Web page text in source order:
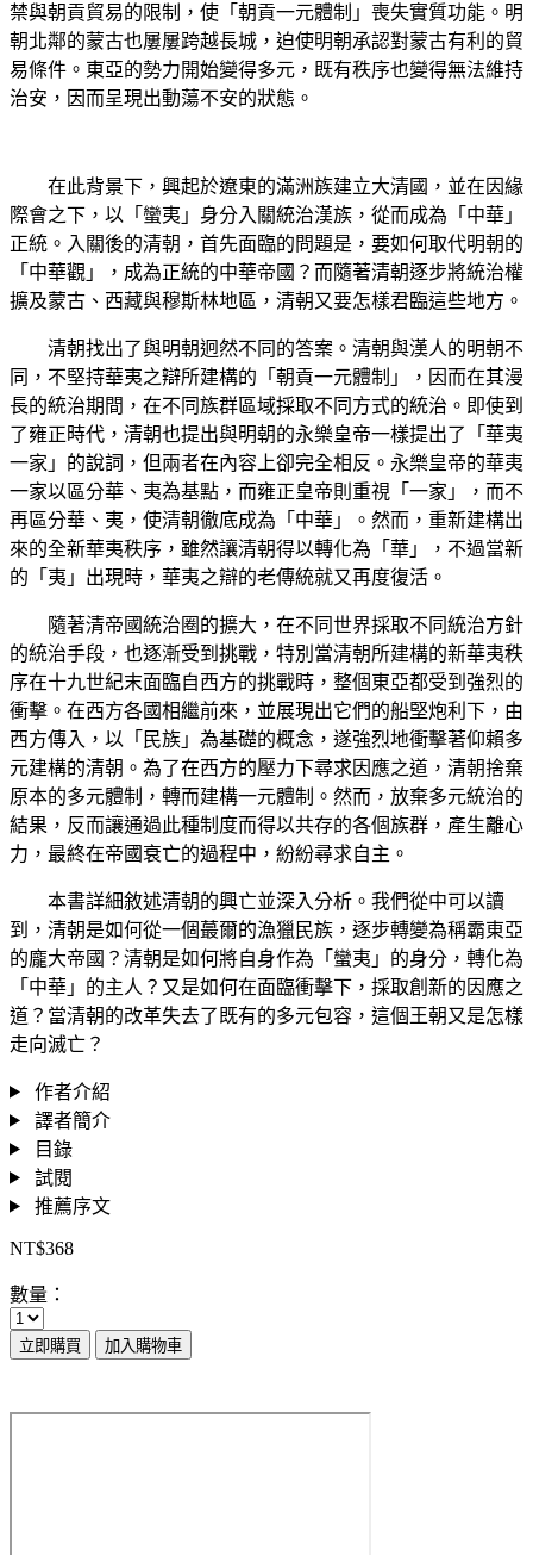
禁與朝貢貿易的限制，使「朝貢一元體制」喪失實質功能。明
朝北鄰的蒙古也屢屢跨越長城，迫使明朝承認對蒙古有利的貿
易條件。東亞的勢力開始變得多元，既有秩序也變得無法維持
治安，因而呈現出動蕩不安的狀態。
在此背景下，興起於遼東的滿洲族建立大清國，並在因緣
際會之下，以「蠻夷」身分入關統治漢族，從而成為「中華」
正統。入關後的清朝，首先面臨的問題是，要如何取代明朝的
「中華觀」，成為正統的中華帝國？而隨著清朝逐步將統治權
擴及蒙古、西藏與穆斯林地區，清朝又要怎樣君臨這些地方。
清朝找出了與明朝迥然不同的答案。清朝與漢人的明朝不
同，不堅持華夷之辯所建構的「朝貢一元體制」，因而在其漫
長的統治期間，在不同族群區域採取不同方式的統治。即使到
了雍正時代，清朝也提出與明朝的永樂皇帝一樣提出了「華夷
一家」的說詞，但兩者在內容上卻完全相反。永樂皇帝的華夷
一家以區分華、夷為基點，而雍正皇帝則重視「一家」，而不
再區分華、夷，使清朝徹底成為「中華」。然而，重新建構出
來的全新華夷秩序，雖然讓清朝得以轉化為「華」，不過當新
的「夷」出現時，華夷之辯的老傳統就又再度復活。
隨著清帝國統治圈的擴大，在不同世界採取不同統治方針
的統治手段，也逐漸受到挑戰，特別當清朝所建構的新華夷秩
序在十九世紀末面臨自西方的挑戰時，整個東亞都受到強烈的
衝擊。在西方各國相繼前來，並展現出它們的船堅炮利下，由
西方傳入，以「民族」為基礎的概念，遂強烈地衝擊著仰賴多
元建構的清朝。為了在西方的壓力下尋求因應之道，清朝捨棄
原本的多元體制，轉而建構一元體制。然而，放棄多元統治的
結果，反而讓通過此種制度而得以共存的各個族群，產生離心
力，最終在帝國衰亡的過程中，紛紛尋求自主。
本書詳細敘述清朝的興亡並深入分析。我們從中可以讀
到，清朝是如何從一個蕞爾的漁獵民族，逐步轉變為稱霸東亞
的龐大帝國？清朝是如何將自身作為「蠻夷」的身分，轉化為
「中華」的主人？又是如何在面臨衝擊下，採取創新的因應之
道？當清朝的改革失去了既有的多元包容，這個王朝又是怎樣
走向滅亡？
作者介紹
譯者簡介
目錄
試閱
推薦序文
NT$368
數量：
立即購買 加入購物車